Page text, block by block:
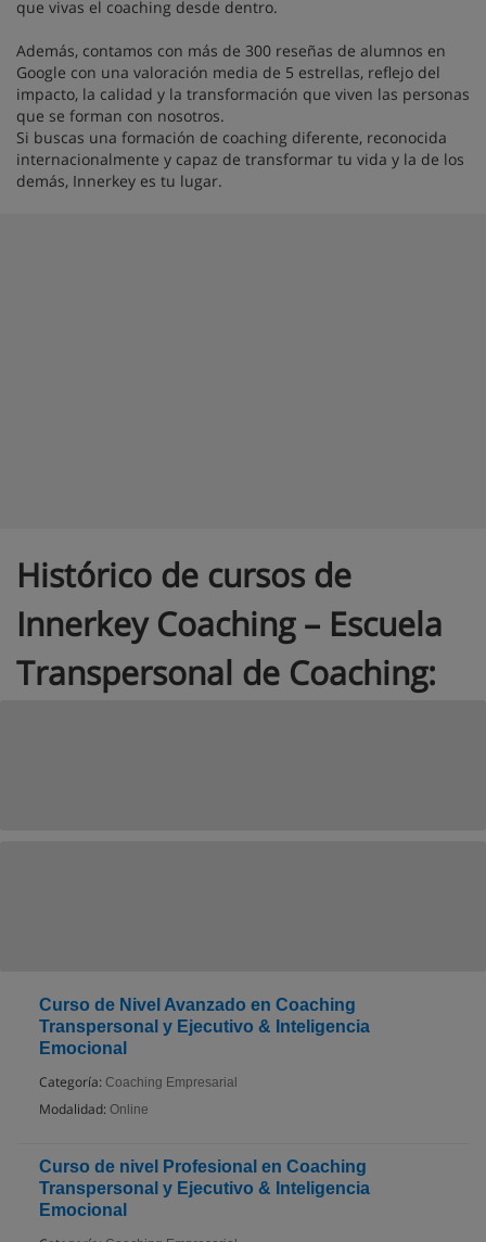
que vivas el coaching desde dentro.
Además, contamos con más de 300 reseñas de alumnos en
Google con una valoración media de 5 estrellas, reflejo del
impacto, la calidad y la transformación que viven las personas
que se forman con nosotros.
Si buscas una formación de coaching diferente, reconocida
internacionalmente y capaz de transformar tu vida y la de los
demás, Innerkey es tu lugar.
Histórico de cursos de
Innerkey Coaching – Escuela
Transpersonal de Coaching:
Curso de Nivel Avanzado en Coaching
Transpersonal y Ejecutivo & Inteligencia
Emocional
Categoría: Coaching Empresarial
Modalidad: Online
Curso de nivel Profesional en Coaching
Transpersonal y Ejecutivo & Inteligencia
Emocional